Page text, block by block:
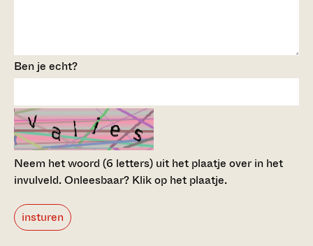
Ben je echt?
Neem het woord (6 letters) uit het plaatje over in het
invulveld.Onleesbaar? Klik op het plaatje.
insturen